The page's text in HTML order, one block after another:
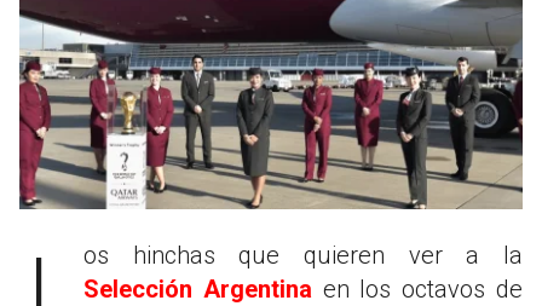
Los hinchas que quieren ver a la
Selección Argentina en los octavos de